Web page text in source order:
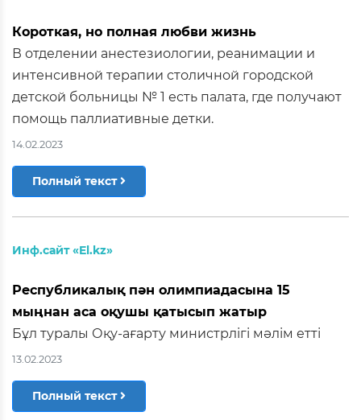
Короткая, но полная любви жизнь
В отделении анестезиологии, реанимации и
интенсивной терапии столичной городской
детской больницы № 1 есть палата, где получают
помощь паллиативные детки.
14.02.2023
Полный текст
Инф.сайт «El.kz»
Республикалық пән олимпиадасына 15
мыңнан аса оқушы қатысып жатыр
Бұл туралы Оқу-ағарту министрлігі мәлім етті
13.02.2023
Полный текст